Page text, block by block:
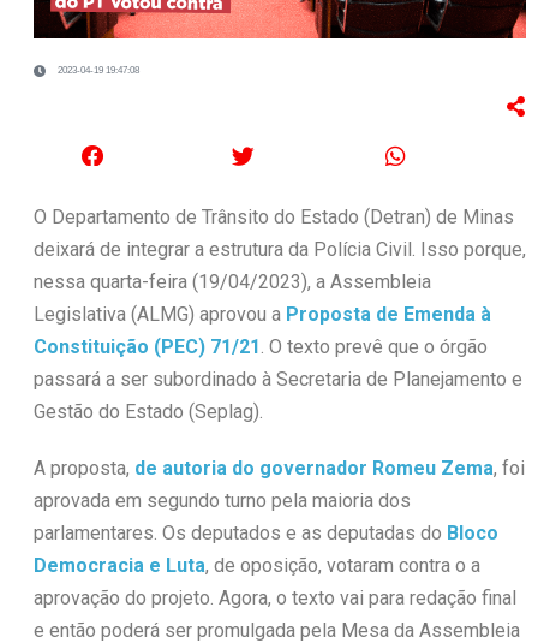
2023-04-19 19:47:08
O Departamento de Trânsito do Estado (Detran) de Minas
deixará de integrar a estrutura da Polícia Civil. Isso porque,
nessa quarta-feira (19/04/2023), a Assembleia
Legislativa (ALMG) aprovou a Proposta de Emenda à
Constituição (PEC) 71/21. O texto prevê que o órgão
passará a ser subordinado à Secretaria de Planejamento e
Gestão do Estado (Seplag).
A proposta, de autoria do governador Romeu Zema, foi
aprovada em segundo turno pela maioria dos
parlamentares. Os deputados e as deputadas do Bloco
Democracia e Luta, de oposição, votaram contra o a
aprovação do projeto. Agora, o texto vai para redação final
e então poderá ser promulgada pela Mesa da Assembleia